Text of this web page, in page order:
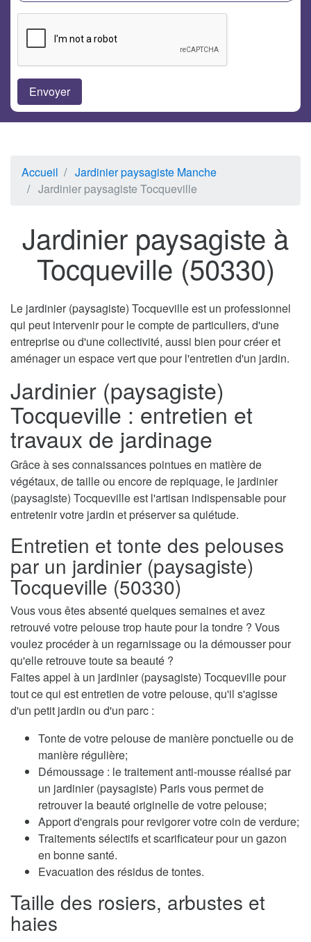
Accueil
Jardinier paysagiste Manche
Jardinier paysagiste Tocqueville
Jardinier paysagiste à
Tocqueville (50330)
Le jardinier (paysagiste) Tocqueville est un professionnel
qui peut intervenir pour le compte de particuliers, d'une
entreprise ou d'une collectivité, aussi bien pour créer et
aménager un espace vert que pour l'entretien d'un jardin.
Jardinier (paysagiste)
Tocqueville : entretien et
travaux de jardinage
Grâce à ses connaissances pointues en matière de
végétaux, de taille ou encore de repiquage, le jardinier
(paysagiste) Tocqueville est l'artisan indispensable pour
entretenir votre jardin et préserver sa quiétude.
Entretien et tonte des pelouses
par un jardinier (paysagiste)
Tocqueville (50330)
Vous vous êtes absenté quelques semaines et avez
retrouvé votre pelouse trop haute pour la tondre ? Vous
voulez procéder à un regarnissage ou la démousser pour
qu'elle retrouve toute sa beauté ?
Faites appel à un jardinier (paysagiste) Tocqueville pour
tout ce qui est entretien de votre pelouse, qu'il s'agisse
d'un petit jardin ou d'un parc :
Tonte de votre pelouse de manière ponctuelle ou de
manière régulière;
Démoussage : le traitement anti-mousse réalisé par
un jardinier (paysagiste) Paris vous permet de
retrouver la beauté originelle de votre pelouse;
Apport d'engrais pour revigorer votre coin de verdure;
Traitements sélectifs et scarificateur pour un gazon
en bonne santé.
Evacuation des résidus de tontes.
Taille des rosiers, arbustes et
haies